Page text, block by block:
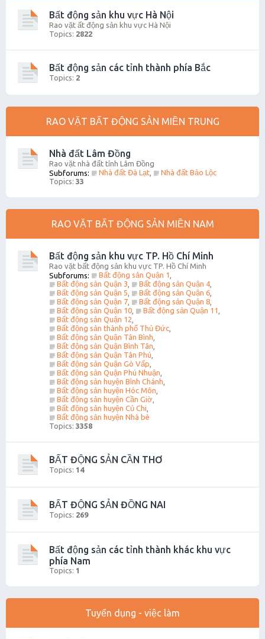
Bất động sản khu vực Hà Nội
Rao vặt ất động sản khu vực Hà Nội
Topics: 2822
Bất động sản các tỉnh thành phía Bắc
Topics: 2
RAO VẶT BẤT ĐỘNG SẢN MIỀN TRUNG
Nhà đất Lâm Đồng
Rao vặt nhà đất tỉnh Lâm Đồng
Subforums:
Nhà đất Đà Lạt,
Nhà đất Bảo Lộc
Topics: 33
RAO VẶT BẤT ĐỘNG SẢN MIỀN NAM
Bất động sản khu vực TP. Hồ Chí Minh
Rao vặt bất động sản khu vực TP. Hồ Chí Minh
Subforums:
Bất động sản Quận 1,
Bất động sản Quận 3, Bất động sản Quận 4,
Bất động sản Quận 5, Bất động sản Quận 6,
Bất động sản Quận 7, Bất động sản Quận 8,
Bất động sản Quận 10, Bất động sản Quận 11,
Bất động sản Quận 12,
Bất động sản thành phố Thủ Đức,
Bất động sản Quận Tân Bình,
Bất động sản Quận Bình Tân,
Bất động sản Quận Tân Phú,
Bất động sản Quận Gò Vấp,
Bất động sản Quận Phú Nhuận,
Bất động sản huyện Bình Chánh,
Bất động sản huyện Hóc Môn,
Bất động sản huyện Cần Giờ,
Bất động sản huyện Củ Chi,
Bất động sản huyện Nhà bè
Topics: 3358
BẤT ĐỘNG SẢN CẦN THƠ
Topics: 14
BẤT ĐỘNG SẢN ĐỒNG NAI
Topics: 269
Bất động sản các tỉnh thành khác khu vực
phía Nam
Topics: 1
Tuyển dụng - việc làm